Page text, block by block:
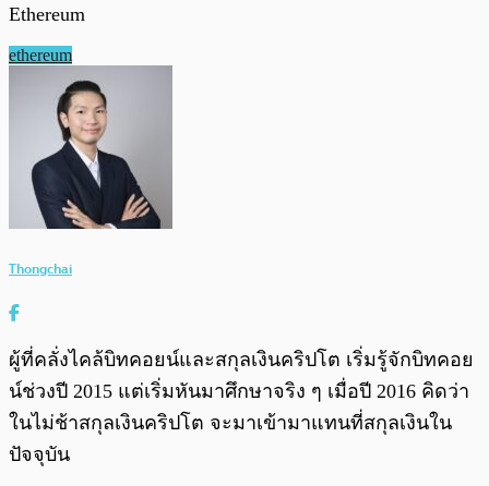
Ethereum
ethereum
Thongchai
ผู้ที่คลั่งไคล้บิทคอยน์และสกุลเงินคริปโต เริ่มรู้จักบิทคอย
น์ช่วงปี 2015 แต่เริ่มหันมาศึกษาจริง ๆ เมื่อปี 2016 คิดว่า
ในไม่ช้าสกุลเงินคริปโต จะมาเข้ามาแทนที่สกุลเงินใน
ปัจจุบัน